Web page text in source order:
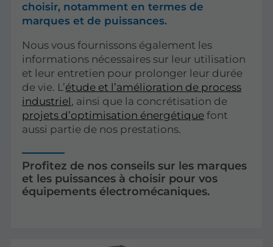
choisir, notamment en termes de
marques et de puissances.
Nous vous fournissons également les
informations nécessaires sur leur utilisation
et leur entretien pour prolonger leur durée
de vie. L’étude et l’amélioration de process
industriel, ainsi que la concrétisation de
projets d’optimisation énergétique font
aussi partie de nos prestations.
Profitez de nos conseils sur les marques
et les puissances à choisir pour vos
équipements électromécaniques.